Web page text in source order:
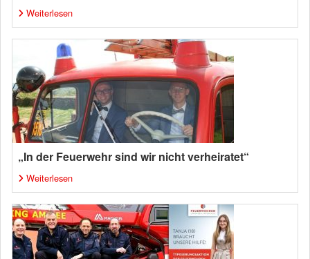
Weiterlesen
„In der Feuerwehr sind wir nicht verheiratet“
Weiterlesen